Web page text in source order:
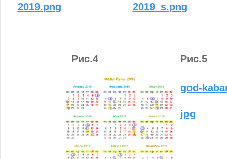
2019.png 2019_s.png
Рис.4 Рис.5
god-
jpg